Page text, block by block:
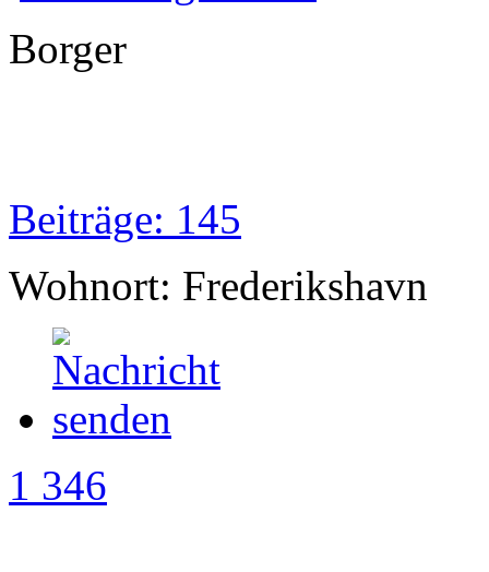
Borger
Beiträge: 145
Wohnort: Frederikshavn
1 346